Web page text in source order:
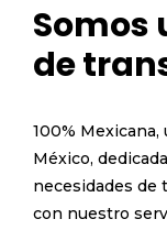
Somos
de
100% Mexicana,
México,
necesidades de
con nuestro